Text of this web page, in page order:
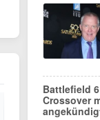
Battlefield
Crossover